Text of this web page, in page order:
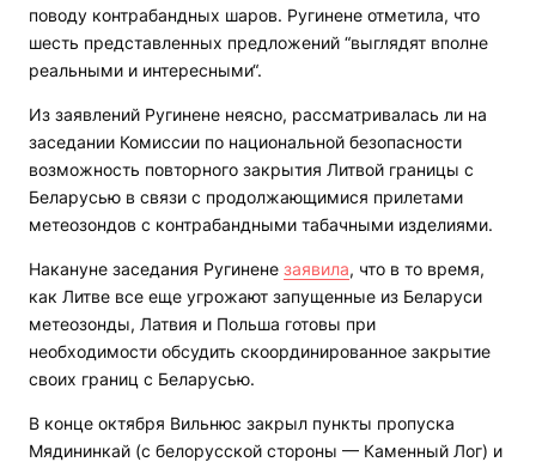
поводу контрабандных шаров. Ругинене отметила, что
шесть представленных предложений “выглядят вполне
реальными и интересными“.
Из заявлений Ругинене неясно, рассматривалась ли на
заседании Комиссии по национальной безопасности
возможность повторного закрытия Литвой границы с
Беларусью в связи с продолжающимися прилетами
метеозондов с контрабандными табачными изделиями.
Накануне заседания Ругинене заявила, что в то время,
как Литве все еще угрожают запущенные из Беларуси
метеозонды, Латвия и Польша готовы при
необходимости обсудить скоординированное закрытие
своих границ с Беларусью.
В конце октября Вильнюс закрыл пункты пропуска
Мядининкай (с белорусской стороны — Каменный Лог) и